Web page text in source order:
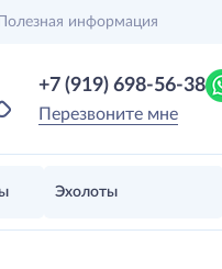
Полезная информация
+7 (919) 698-56-38
Перезвоните мне
Эхолоты